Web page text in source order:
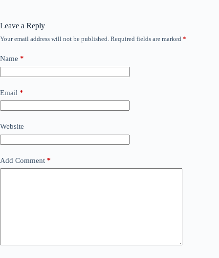
Leave a Reply
Your email address will not be published. Required fields are marked *
Name *
Email *
Website
Add Comment *